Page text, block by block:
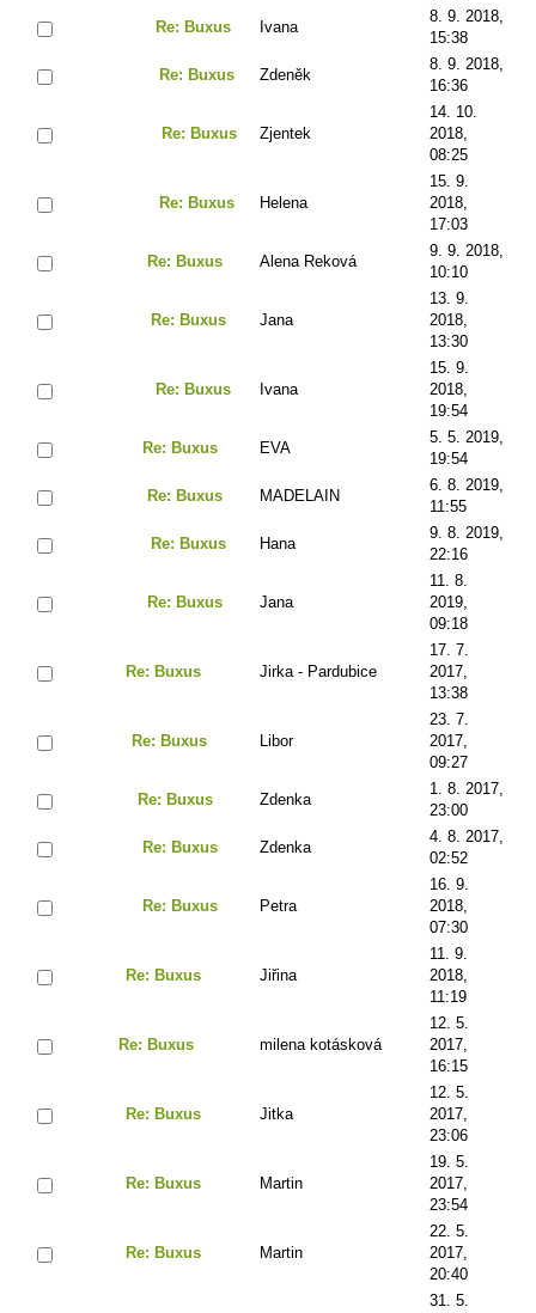
Re: Buxus Ivana
8. 9. 2018,
15:38
Re: Buxus Zdeněk
8. 9. 2018,
16:36
Re: Buxus Zjentek
14. 10.
2018,
08:25
Re: Buxus Helena
15. 9.
2018,
17:03
Re: Buxus Alena Reková
9. 9. 2018,
10:10
Re: Buxus Jana
13. 9.
2018,
13:30
Re: Buxus Ivana
15. 9.
2018,
19:54
Re: Buxus EVA
5. 5. 2019,
19:54
Re: Buxus MADELAIN
6. 8. 2019,
11:55
Re: Buxus Hana
9. 8. 2019,
22:16
Re: Buxus Jana
11. 8.
2019,
09:18
Re: Buxus Jirka - Pardubice
17. 7.
2017,
13:38
Re: Buxus Libor
23. 7.
2017,
09:27
Re: Buxus Zdenka
1. 8. 2017,
23:00
Re: Buxus Zdenka
4. 8. 2017,
02:52
Re: Buxus Petra
16. 9.
2018,
07:30
Re: Buxus Jiřina
11. 9.
2018,
11:19
Re: Buxus milena kotásková
12. 5.
2017,
16:15
Re: Buxus Jitka
12. 5.
2017,
23:06
Re: Buxus Martin
19. 5.
2017,
23:54
Re: Buxus Martin
22. 5.
2017,
20:40
31. 5.